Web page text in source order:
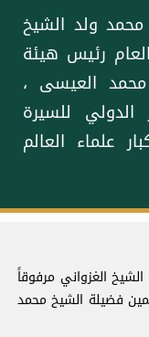
محمد ولد الشيخ
رئيس هيئة
علماء المسلمين فضيلة الشيخ ⁧‫محمد العيسى‬⁩ ⁦‪‬⁩،
الدولي للسيرة
علماء العالم
الغزواني مرفوقاً
بمعالي الأمين العام رئيس هيئة علماء المسلمين فضيلة الشيخ ⁧‫محمد